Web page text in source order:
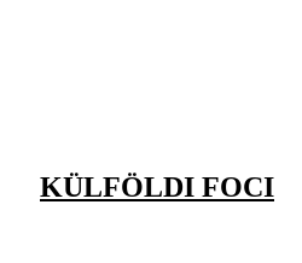
KÜLFÖLDI FOCI